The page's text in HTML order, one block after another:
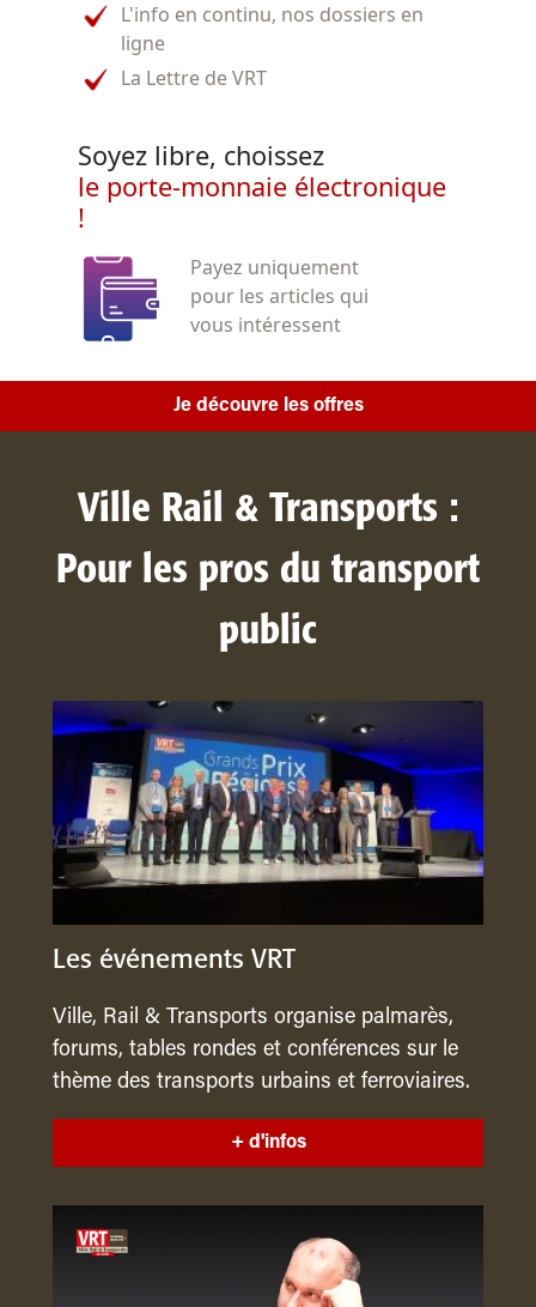
L'info en continu, nos dossiers en
ligne
La Lettre de VRT
Soyez libre, choissez
le porte-monnaie électronique
!
Payez uniquement
pour les articles qui
vous intéressent
Je découvre les offres
Ville Rail & Transports :
Pour les pros du transport
public
Les événements VRT
Ville, Rail & Transports organise palmarès,
forums, tables rondes et conférences sur le
thème des transports urbains et ferroviaires.
+ d'infos